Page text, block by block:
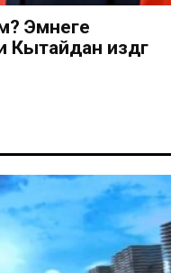
Эмнеге
издөөгө